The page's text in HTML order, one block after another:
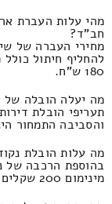
מהי עלות העברת
חב"ד?
מחירי העברה של
180 ש"ח.
מה יעלה הובלה
תעריפי הובלת
והסביבה התמחור הינו 360 ומקסימום 190 שקלים
מה עלות הובלת
בהוספת הרכבה של
מינימום 200 שקלים חדשים.